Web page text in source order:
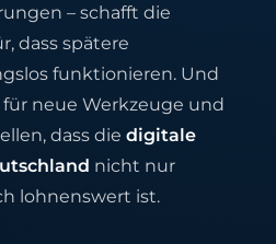
– schafft die
dass spätere
funktionieren. Und
neue Werkzeuge und
dass die digitale
nicht nur
lohnenswert ist.